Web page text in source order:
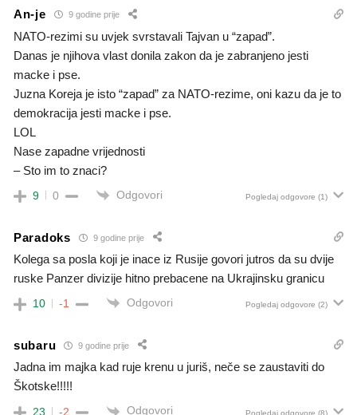
An-je 9 godine prije
NATO-rezimi su uvjek svrstavali Tajvan u “zapad”.
Danas je njihova vlast donila zakon da je zabranjeno jesti
macke i pse.
Juzna Koreja je isto “zapad” za NATO-rezime, oni kazu da je to
demokracija jesti macke i pse.
LOL
Nase zapadne vrijednosti
– Sto im to znaci?
9 0 Odgovori Pogledaj odgovore (1)
Paradoks 9 godine prije
Kolega sa posla koji je inace iz Rusije govori jutros da su dvije
ruske Panzer divizije hitno prebacene na Ukrajinsku granicu
10 -1 Odgovori Pogledaj odgovore (2)
subaru 9 godine prije
Jadna im majka kad ruje krenu u juriš, neče se zaustaviti do
Škotske!!!!!
23 -2 Odgovori Pogledaj odgovore (8)